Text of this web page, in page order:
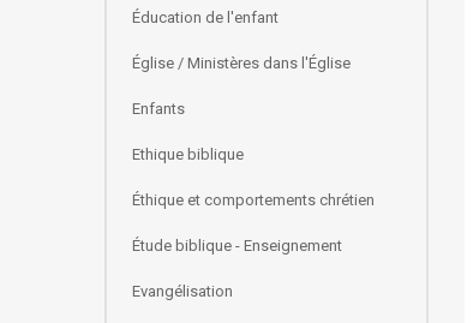
Éducation de l'enfant
Église / Ministères dans l'Église
Enfants
Ethique biblique
Éthique et comportements chrétien
Étude biblique - Enseignement
Evangélisation